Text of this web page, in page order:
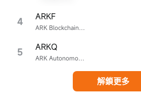
4 ARK Blockchain & Fintech Innovation ETF
ARKF
5 ARK Autonomous Technology & Robotics ETF
ARKQ
解鎖更多